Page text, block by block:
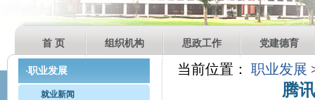
首 页 组织机构 思政工作 党建德育
·职业发展
就业新闻
当前位置：职业发展
腾